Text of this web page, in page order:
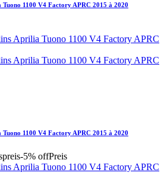
1100 V4 Factory APRC 2015 à 2020
1100 V4 Factory APRC 2015 à 2020
-5% offPreis